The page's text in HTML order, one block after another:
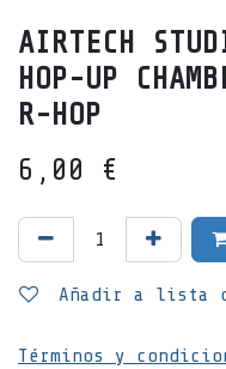
AIRTECH
HOP-UP
R-HOP
6,00
€
Añadir a lista
Términos y